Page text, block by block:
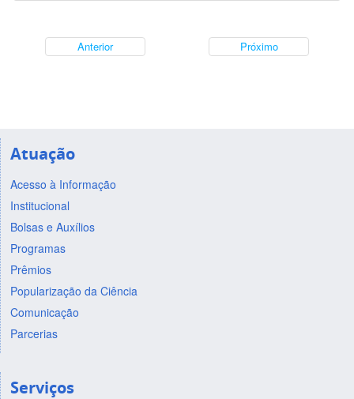
Anterior Próximo
Atuação
Acesso à Informação
Institucional
Bolsas e Auxílios
Programas
Prêmios
Popularização da Ciência
Comunicação
Parcerias
Serviços